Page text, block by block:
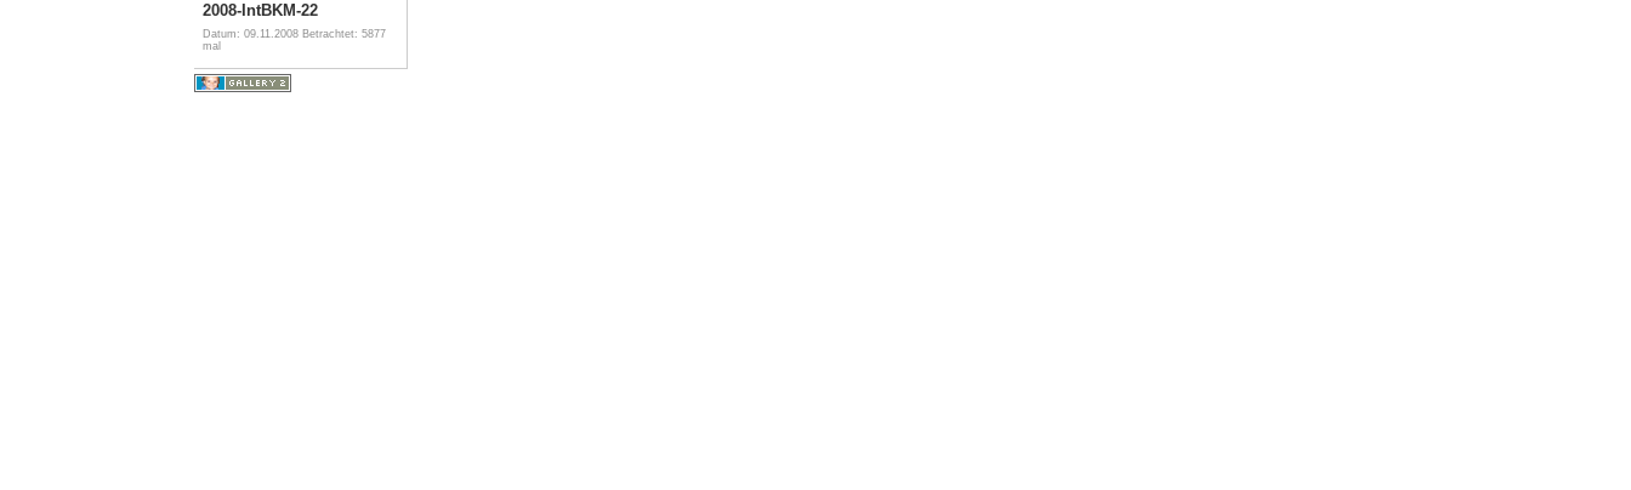
2008-IntBKM-22
Datum: 09.11.2008 Betrachtet: 5877
mal